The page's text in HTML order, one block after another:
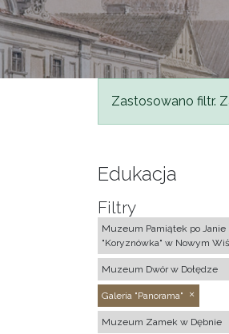
Komunikat
Zastosowano filtr.
Edukacja
Filtry
Muzeum Pamiątek po Janie
"Koryznówka" w Nowym
Muzeum Dwór w Dołędze
Galeria "Panorama"
Muzeum Zamek w Dębnie